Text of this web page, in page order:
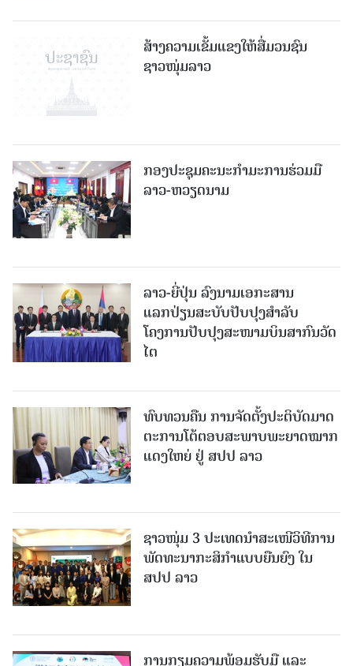
ສ້າງຄວາມເຂັ້ມແຂງໃຫ້ສື່ມວນຊົນ
ຊາວໜຸ່ມລາວ
ກອງປະຊຸມຄະນະກຳມະການຮ່ວມມື
ລາວ-ຫວຽດນາມ
ລາວ-ຍີ່ປຸ່ນ ລົງນາມເອກະສານ
ແລກປ່ຽນສະບັບປັບປຸງສໍາລັບ
ໂຄງການປັບປຸງສະໜາມບິນສາກົນວັດ
ໄຕ
ທົບທວນຄືນ ການຈັດຕັ້ງປະຕິບັດມາດ
ຕະການໂຕ້ຕອບສະພາບພະຍາດໝາກ
ແດງໃຫຍ່ ຢູ່ ສປປ ລາວ
ຊາວໜຸ່ມ 3 ປະເທດນຳສະເໜີວິທີການ
ພັດທະນາກະສິກຳແບບຍືນຍົງ ໃນ
ສປປ ລາວ
ການກຽມຄວາມພ້ອມຮັບມື ແລະ